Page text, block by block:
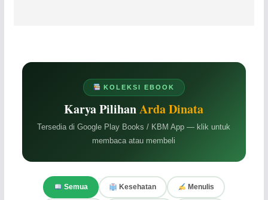
KOLEKSI EBOOK
Karya PilihanArda Dinata
Tersedia di Google Play Books / KBM App — klik untuk
membaca atau membeli
Semua Kesehatan Menulis